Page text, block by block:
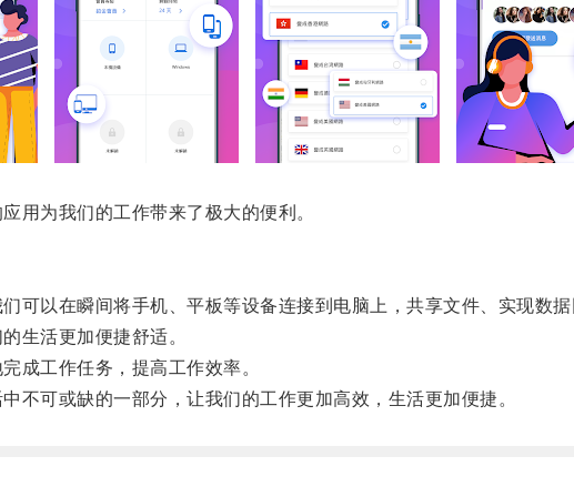
为我们的工作带来了极大的便利。
以在瞬间将手机、平板等设备连接到电脑上，共享文件、实现数
生活更加便捷舒适。
工作任务，提高工作效率。
可或缺的一部分，让我们的工作更加高效，生活更加便捷。